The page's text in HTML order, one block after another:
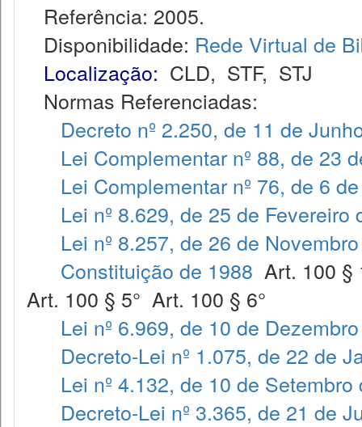
Referência: 2005.
Disponibilidade: Rede Virtual de
Localização: CLD, STF, STJ
Normas Referenciadas:
Decreto nº 2.250, de 11 de
Lei Complementar nº 88, de 23
Lei Complementar nº 76, de 6
Lei nº 8.629, de 25 de Fevereiro
Lei nº 8.257, de 26 de
Constituição de 1988 Art. 100
Art. 100 § 5° Art. 100 § 6°
Lei nº 6.969, de 10 de
Decreto-Lei nº 1.075, de 22 de
Lei nº 4.132, de 10 de Setembro
Decreto-Lei nº 3.365, de 21 de